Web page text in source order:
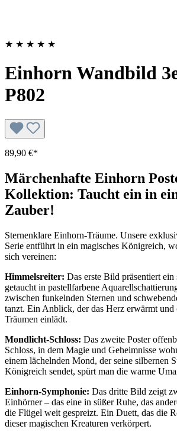
★ ★ ★ ★ ★
Einhorn Wandbild
P802
89,90 €*
Märchenhafte Einhorn
Kollektion: Taucht ein in
Zauber!
Sternenklare Einhorn-Träume. Unsere
Serie entführt in ein magisches Königreich,
sich vereinen:
Himmelsreiter: Das erste Bild präsentiert
getaucht in pastellfarbene
zwischen funkelnden Sternen und
tanzt. Ein Anblick, der das Herz erwärmt und
Träumen einlädt.
Mondlicht-Schloss: Das zweite Poster
Schloss, in dem Magie und Geheimnisse
einem lächelnden Mond, der seine silbernen
Königreich sendet, spürt man die warme
Einhorn-Symphonie: Das dritte Bild zeigt
Einhörner – das eine in süßer Ruhe, das
die Flügel weit gespreizt. Ein Duett, das die
dieser magischen Kreaturen verkörpert.